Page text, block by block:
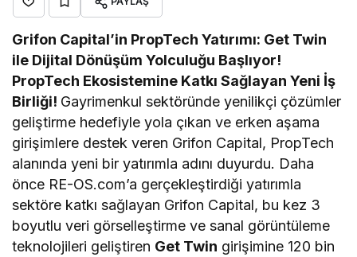
Grifon Capital’in PropTech Yatırımı: Get Twin
ile Dijital Dönüşüm Yolculuğu Başlıyor!
PropTech Ekosistemine Katkı Sağlayan Yeni İş
Birliği! Gayrimenkul sektöründe yenilikçi çözümler
geliştirme hedefiyle yola çıkan ve erken aşama
girişimlere destek veren Grifon Capital, PropTech
alanında yeni bir yatırımla adını duyurdu. Daha
önce RE-OS.com’a gerçekleştirdiği yatırımla
sektöre katkı sağlayan Grifon Capital, bu kez 3
boyutlu veri görselleştirme ve sanal görüntüleme
teknolojileri geliştiren Get Twin girişimine 120 bin